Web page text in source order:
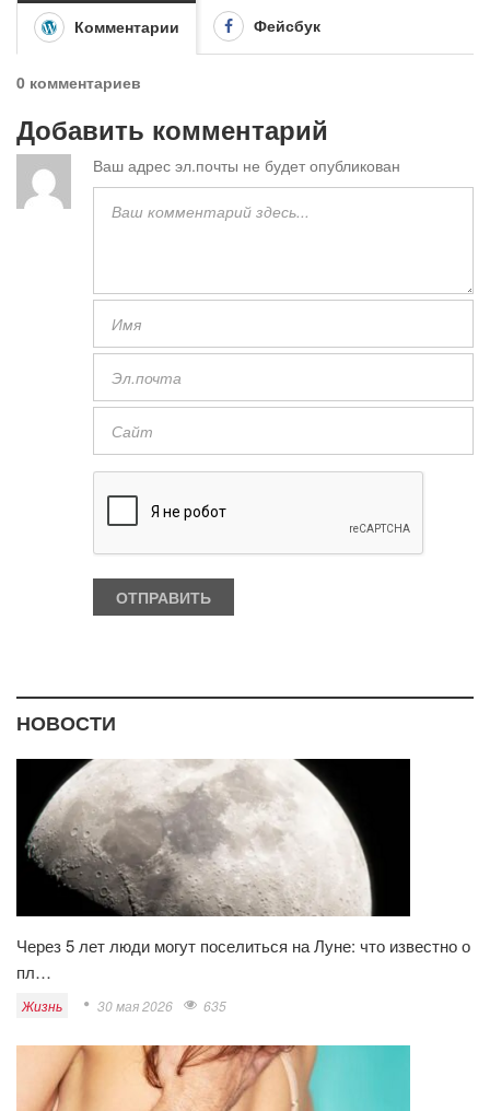
Комментарии Фейсбук
0 комментариев
Добавить комментарий
Ваш адрес эл.почты не будет опубликован
НОВОСТИ
Через 5 лет люди могут поселиться на Луне: что известно о
пл…
Жизнь 30 мая 2026 635